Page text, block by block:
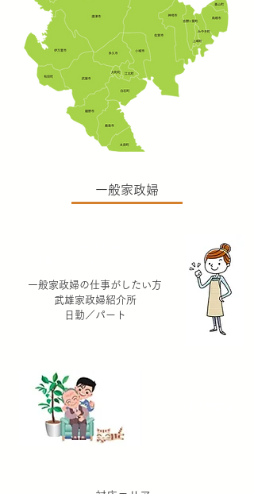
一般家政婦
一般家政婦の仕事がしたい方
武雄家政婦紹介所
日勤／パート